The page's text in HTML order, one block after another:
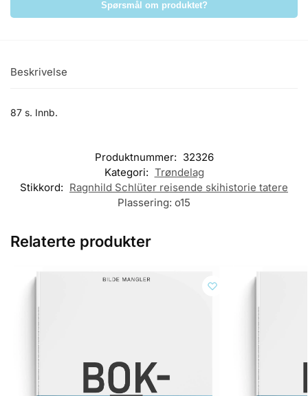
Spørsmål om produktet?
Beskrivelse
87 s. Innb.
Produktnummer: 32326
Kategori: Trøndelag
Stikkord: Ragnhild Schlüter reisende skihistorie tatere
Plassering: o15
Relaterte produkter